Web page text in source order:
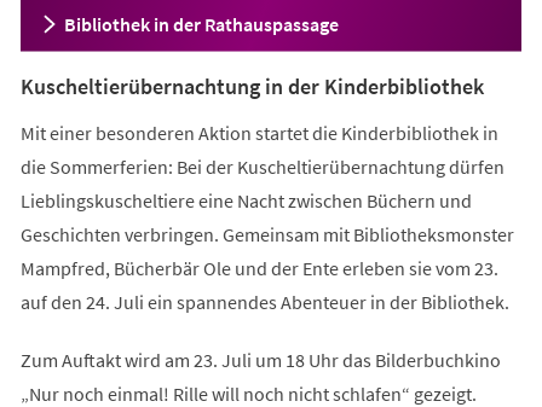
Bibliothek in der Rathauspassage
Kuscheltierübernachtung in der Kinderbibliothek
Mit einer besonderen Aktion startet die Kinderbibliothek in
die Sommerferien: Bei der Kuscheltierübernachtung dürfen
Lieblingskuscheltiere eine Nacht zwischen Büchern und
Geschichten verbringen. Gemeinsam mit Bibliotheksmonster
Mampfred, Bücherbär Ole und der Ente erleben sie vom 23.
auf den 24. Juli ein spannendes Abenteuer in der Bibliothek.
Zum Auftakt wird am 23. Juli um 18 Uhr das Bilderbuchkino
„Nur noch einmal! Rille will noch nicht schlafen“ gezeigt.